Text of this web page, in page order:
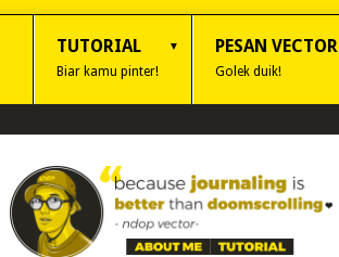
TUTORIAL
Biar kamu pinter!
PESAN VECTOR
Golek duik!